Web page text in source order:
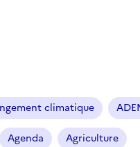
i
c
l
climatique
Agenda Agriculture